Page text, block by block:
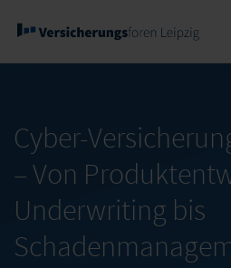
Cyber-
– Von
Underwriting bis